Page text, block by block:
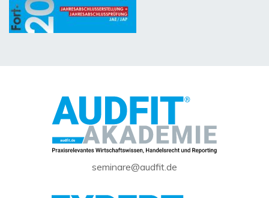
seminare@audfit.de